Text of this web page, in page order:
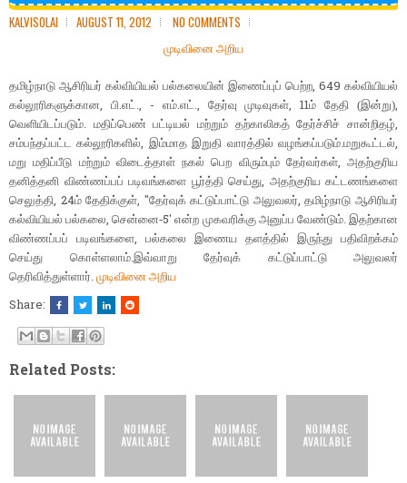
KALVISOLAI AUGUST 11, 2012 NO COMMENTS
முடிவினை அறிய
தமிழ்நாடு ஆசிரியர் கல்வியியல் பல்கலையின் இணைப்புப் பெற்ற, 649 கல்வியியல்
கல்லூரிகளுக்கான, பி.எட்., - எம்.எட்., தேர்வு முடிவுகள், 11ம் தேதி (இன்று),
வெளியிடப்படும். மதிப்பெண் பட்டியல் மற்றும் தற்காலிகத் தேர்ச்சிச் சான்றிதழ்,
சம்பந்தப்பட்ட கல்லூரிகளில், இம்மாத இறுதி வாரத்தில் வழங்கப்படும்.மறுகூட்டல்,
மறு மதிப்பீடு மற்றும் விடைத்தாள் நகல் பெற விரும்பும் தேர்வர்கள், அதற்குரிய
தனித்தனி விண்ணப்பப் படிவங்களை பூர்த்தி செய்து, அதற்குரிய கட்டணங்களை
செலுத்தி, 24ம் தேதிக்குள், "தேர்வுக் கட்டுப்பாட்டு அலுவலர்,தமிழ்நாடு ஆசிரியர்
கல்வியியல் பல்கலை,சென்னை-5'என்ற முகவரிக்கு அனுப்ப வேண்டும். இதற்கான
விண்ணப்பப் படிவங்களை, பல்கலை இணைய தளத்தில் இருந்து பதிவிறக்கம்
செய்து கொள்ளலாம்.இவ்வாறு தேர்வுக் கட்டுப்பாட்டு அலுவலர்
தெரிவித்துள்ளார். முடிவினை அறிய
Share:
Related Posts: